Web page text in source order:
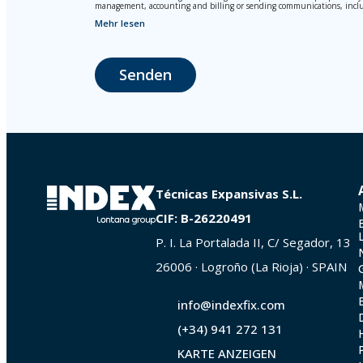
management, accounting and billing or sending communications,
The data in our files are strictly confidential and shall be treated with
The user may at any time exercise their rights of access, rectification,
La Portalada II | c/ Segador 13, 26006 | Logroño (La Rioja).
Mehr lesen
Senden
Técnicas Expansivas S.L.
CIF: B-26220491
P. I. La Portalada II, C/ Segador, 13
26006 · Logroño (La Rioja) · SPAIN
info@indexfix.com
(+34) 941 272 131
KARTE ANZEIGEN